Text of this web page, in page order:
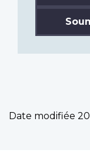
Date modifiée